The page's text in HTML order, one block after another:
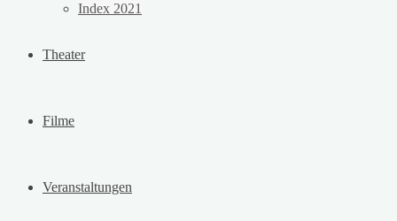
Index 2021
Theater
Filme
Veranstaltungen